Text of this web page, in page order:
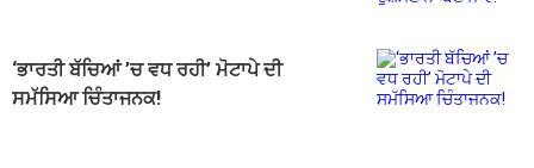
‘ਭਾਰਤੀ ਬੱਚਿਆਂ ’ਚ ਵਧ ਰਹੀ’ ਮੋਟਾਪੇ ਦੀ
ਸਮੱਸਿਆ ਚਿੰਤਾਜਨਕ!